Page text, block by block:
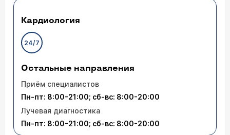
Кардиология
24/7
Остальные направления
Приём специалистов
Пн-пт: 8:00-21:00; сб-вс: 8:00-20:00
Лучевая диагностика
Пн-пт: 8:00-21:00; сб-вс: 8:00-20:00